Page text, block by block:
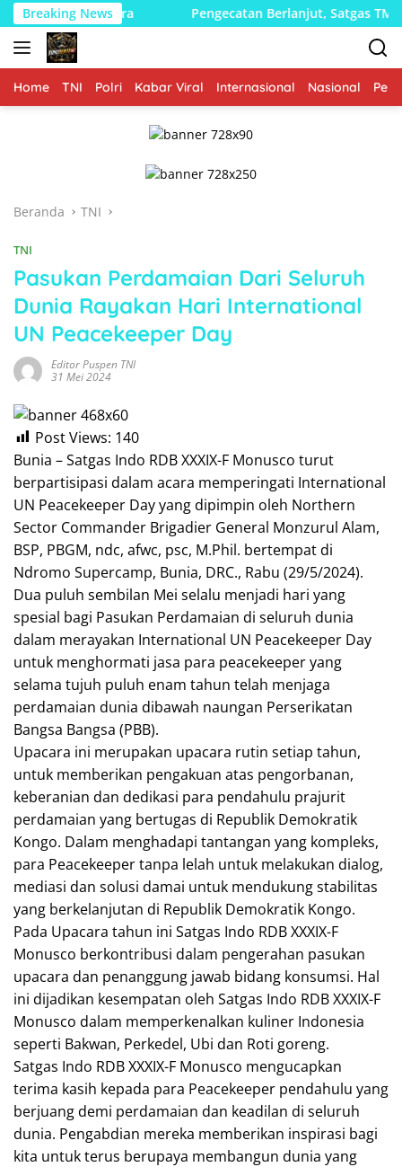
Langsung
ke
konten
Breaking News
Utara Pengecatan Berlanjut, Satgas TMMD
Home TNI Polri Kabar Viral Internasional Nasional
Beranda TNI
TNI
Pasukan Perdamaian Dari Seluruh
Dunia Rayakan Hari International
UN Peacekeeper Day
Editor Puspen TNI
31 Mei 2024
Post Views: 140
Bunia – Satgas Indo RDB XXXIX-F Monusco turut
berpartisipasi dalam acara memperingati International
UN Peacekeeper Day yang dipimpin oleh Northern
Sector Commander Brigadier General Monzurul Alam,
BSP, PBGM, ndc, afwc, psc, M.Phil. bertempat di
Ndromo Supercamp, Bunia, DRC., Rabu (29/5/2024).
Dua puluh sembilan Mei selalu menjadi hari yang
spesial bagi Pasukan Perdamaian di seluruh dunia
dalam merayakan International UN Peacekeeper Day
untuk menghormati jasa para peacekeeper yang
selama tujuh puluh enam tahun telah menjaga
perdamaian dunia dibawah naungan Perserikatan
Bangsa Bangsa (PBB).
Upacara ini merupakan upacara rutin setiap tahun,
untuk memberikan pengakuan atas pengorbanan,
keberanian dan dedikasi para pendahulu prajurit
perdamaian yang bertugas di Republik Demokratik
Kongo. Dalam menghadapi tantangan yang kompleks,
para Peacekeeper tanpa lelah untuk melakukan dialog,
mediasi dan solusi damai untuk mendukung stabilitas
yang berkelanjutan di Republik Demokratik Kongo.
Pada Upacara tahun ini Satgas Indo RDB XXXIX-F
Monusco berkontribusi dalam pengerahan pasukan
upacara dan penanggung jawab bidang konsumsi. Hal
ini dijadikan kesempatan oleh Satgas Indo RDB XXXIX-F
Monusco dalam memperkenalkan kuliner Indonesia
seperti Bakwan, Perkedel, Ubi dan Roti goreng.
Satgas Indo RDB XXXIX-F Monusco mengucapkan
terima kasih kepada para Peacekeeper pendahulu yang
berjuang demi perdamaian dan keadilan di seluruh
dunia. Pengabdian mereka memberikan inspirasi bagi
kita untuk terus berupaya membangun dunia yang